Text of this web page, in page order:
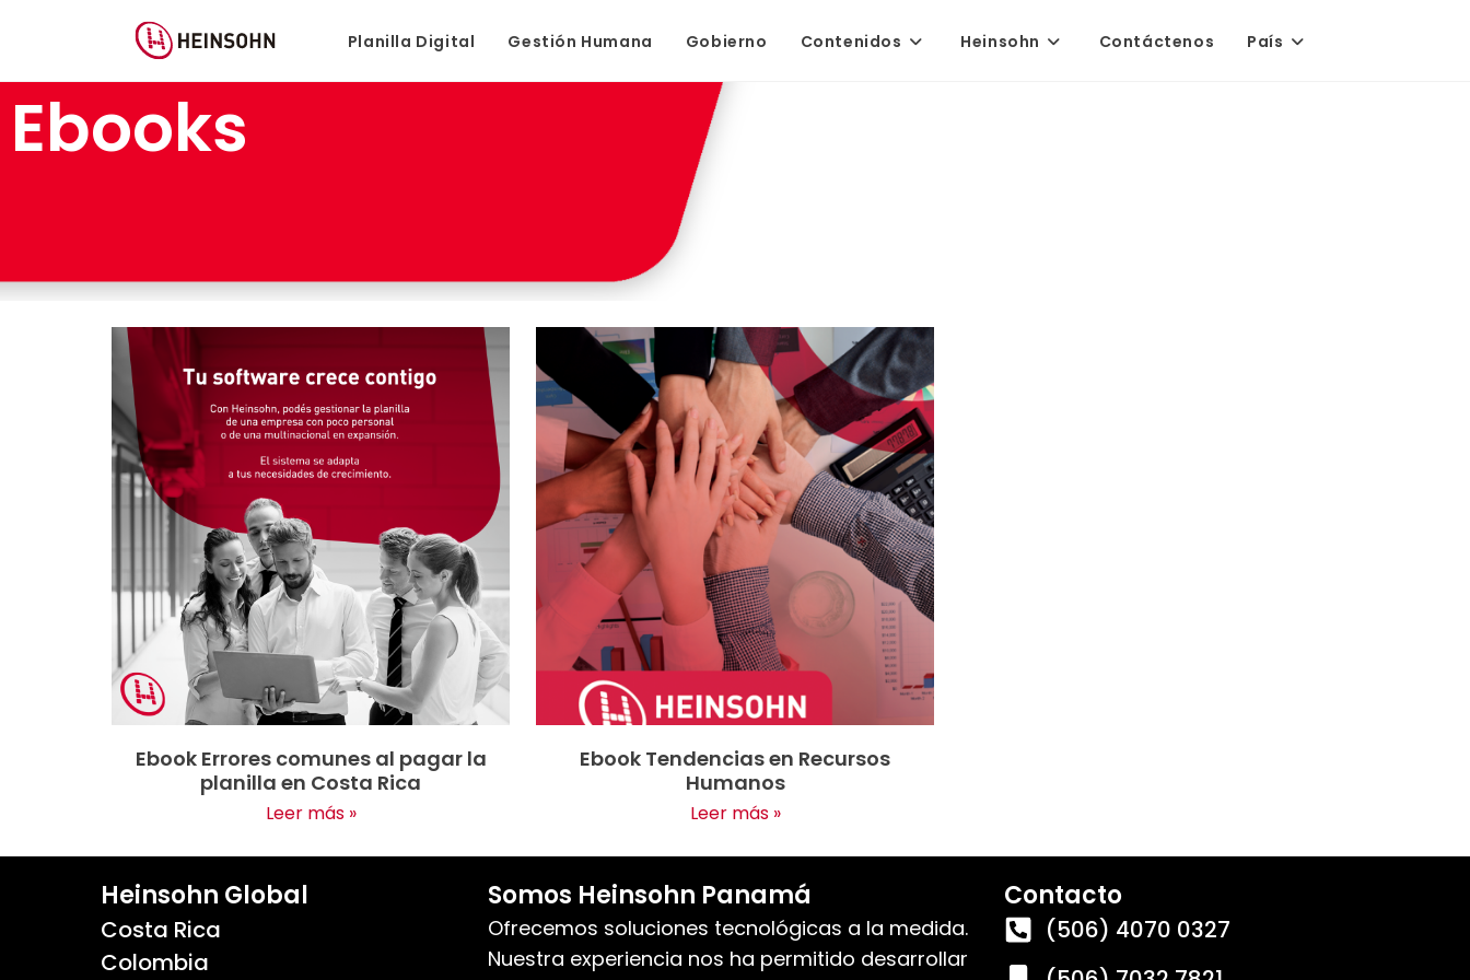
Planilla Digital Gestión Humana Gobierno Contenidos Heinsohn Contáctenos País
Ebooks
Ebook Errores comunes al pagar la
planilla en Costa Rica
Leer más »
Ebook Tendencias en Recursos
Humanos
Leer más »
Heinsohn Global
Costa Rica
Colombia
Somos Heinsohn Panamá
Ofrecemos soluciones tecnológicas a la medida.
Nuestra experiencia nos ha permitido desarrollar
Contacto
(506) 4070 0327